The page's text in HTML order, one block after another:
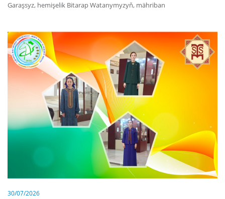
Garaşsyz, hemişelik Bitarap Watanymyzyň, mähriban
30/07/2026